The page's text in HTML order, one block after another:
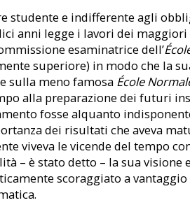
studente e indifferente agli
anni legge i lavori dei
esaminatrice dell’
superiore) in modo che la
sulla meno famosa École
alla preparazione dei futuri
fosse alquanto
dei risultati che aveva
viveva le vicende del tempo
– è stato detto – la sua
scoraggiato a